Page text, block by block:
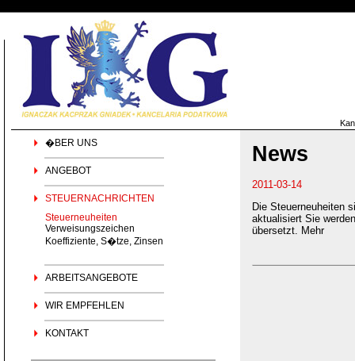
�BER UNS
ANGEBOT
STEUERNACHRICHTEN
Steuerneuheiten
Verweisungszeichen
Koeffiziente, S�tze, Zinsen
ARBEITSANGEBOTE
WIR EMPFEHLEN
KONTAKT
News
2011-03-14
Die Steuerneuheiten
aktualisiert Sie
übersetzt. Mehr